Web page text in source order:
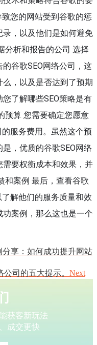
您的网站受到谷歌的惩
，以及他们是如何避免
分析和报告的公司 选择
谷歌SEO网络公司，这
，以及是否达到了预期
了解哪些SEO策略是有
预算 您需要确定您愿意
服务费用。虽然这个预
，优质的谷歌SEO网络
要权衡成本和效果，并
和案例 最后，查看谷歌
解他们的服务质量和效
案例，那么这也是一个
享：如何成功提升网站
司的五大提示。 Next
获客新玩法
成交更快